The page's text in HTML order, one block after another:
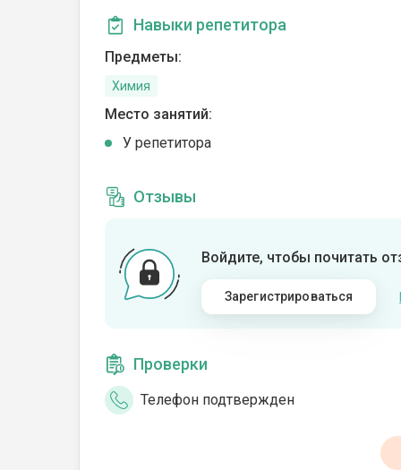
Навыки репетитора
Предметы:
Химия
Место занятий:
У репетитора
Отзывы
Войдите, чтобы почитать
Зарегистрироваться
Проверки
Телефон подтвержден